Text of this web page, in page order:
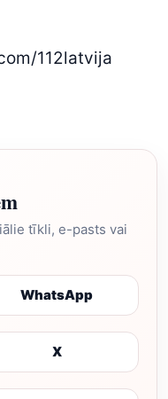
112latvija
tīkli, e-pasts vai
WhatsApp
X